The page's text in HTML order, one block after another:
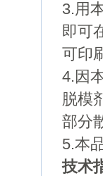
3.用
即可
可印
4.因
脱模
部分
5.本
技术